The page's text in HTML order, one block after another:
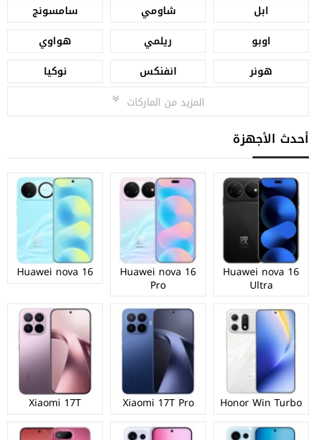
ابل شاومي
سامسونج
اوبو
ريلمي
هواوي
هونر
انفنكس
نوكيا
المزيد من الماركات
أحدث الأجهزة
Huawei nova 16
Ultra
Huawei nova 16
Pro
Huawei nova 16
Honor Win Turbo
Xiaomi 17T Pro
Xiaomi 17T